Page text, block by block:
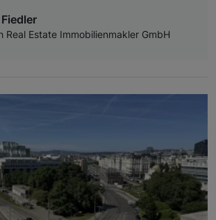
Real Estate Immobilienmakler GmbH